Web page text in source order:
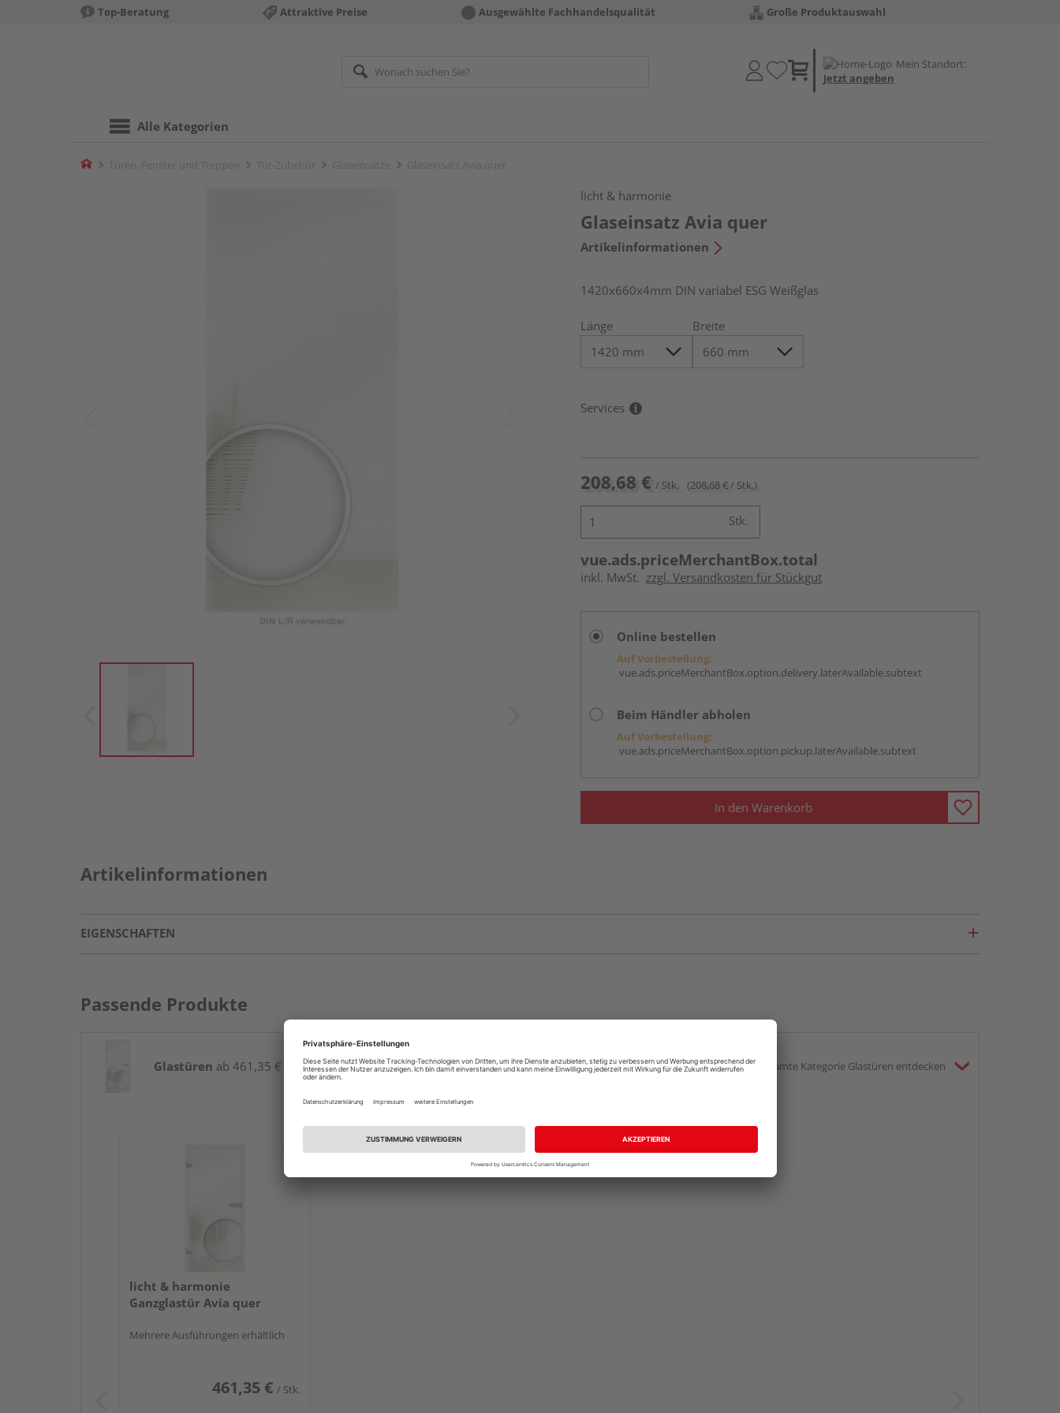
Top-Beratung Attraktive Preise Ausgewählte Fachhandelsqualität Große Produktauswahl
Mein Standort:
Jetzt angeben
Alle Kategorien
Home
licht & harmonie
Glaseinsatz Avia quer
Artikelinformationen
1420x660x4mm DIN variabel ESG Weißglas
Länge Breite
Services
208,68 € / Stk. (208,68 € / Stk.)
Stk.
vue.ads.priceMerchantBox.total
inkl. MwSt. zzgl. Versandkosten für Stückgut
Online bestellen
Auf Vorbestellung:
vue.ads.priceMerchantBox.option.delivery.laterAvailable.subtext
Beim Händler abholen
Auf Vorbestellung:
vue.ads.priceMerchantBox.option.pickup.laterAvailable.subtext
In den Warenkorb
Artikelinformationen
EIGENSCHAFTEN
Passende Produkte
Glastüren ab 461,35 € / Stk. gesamte Kategorie Glastüren entdecken
licht & harmonie
Ganzglastür Avia quer
Mehrere Ausführungen erhältlich
461,35 € / Stk.